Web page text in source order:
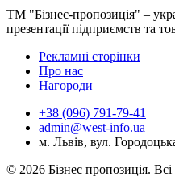
ТМ "Бізнес-пропозиція" –
презентації підприємств та
Рекламні сторінки
Про нас
Нагороди
+38 (096) 791-79-41
admin@west-info.ua
м. Львів, вул.
© 2026 Бізнес пропозиція.